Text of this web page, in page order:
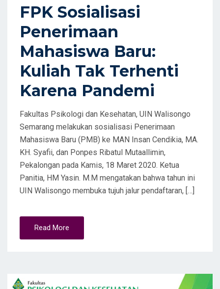
D
O
N
FPK Sosialisasi
Penerimaan
Mahasiswa Baru:
Kuliah Tak Terhenti
Karena Pandemi
Fakultas Psikologi dan Kesehatan, UIN Walisongo
Semarang melakukan sosialisasi Penerimaan
Mahasiswa Baru (PMB) ke MAN Insan Cendikia, MA.
KH. Syafii, dan Ponpes Ribatul Mutaallimin,
Pekalongan pada Kamis, 18 Maret 2020. Ketua
Panitia, HM Yasin. M.M mengatakan bahwa tahun ini
UIN Walisongo membuka tujuh jalur pendaftaran, […]
Read More